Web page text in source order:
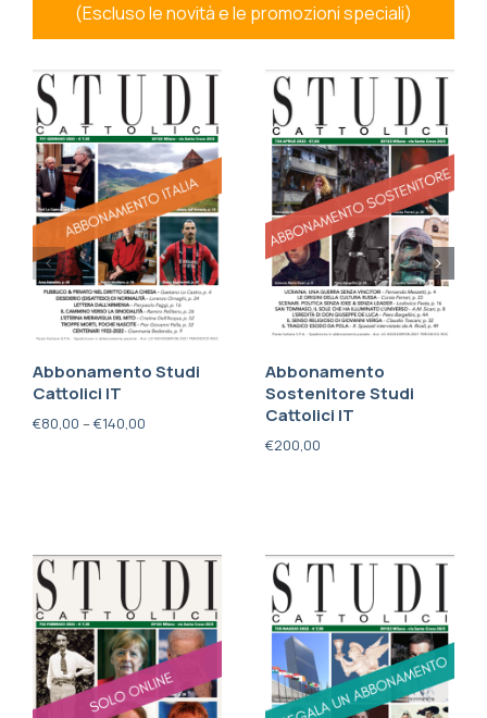
(Escluso le novità e le promozioni speciali)
Abbonamento Studi
Cattolici IT
€80,00 –€140,00
Abbonamento
Sostenitore Studi
Cattolici IT
€200,00